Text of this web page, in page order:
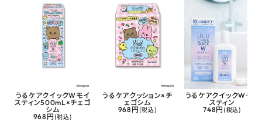
うるケアクイックWモイ
スティン500mL×チェゴ
シム
968円 (税込)
うるケアクッション×チ
ェゴシム
968円 (税込)
うるケアクイックWモイ
スティン
748円 (税込)